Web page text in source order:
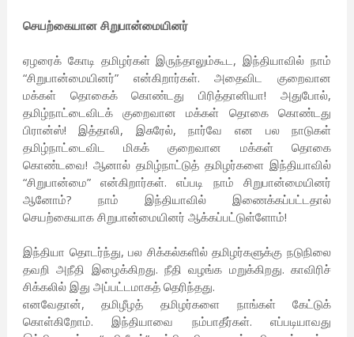
செயற்கையான சிறுபான்மையினர்
ஏழரைக் கோடி தமிழர்கள் இருந்தாலும்கூட, இந்தியாவில் நாம்
“சிறுபான்மையினர்” என்கிறார்கள். அதைவிட குறைவான
மக்கள் தொகைக் கொண்டது பிரித்தானியா! அதுபோல்,
தமிழ்நாட்டைவிடக் குறைவான மக்கள் தொகை கொண்டது
பிரான்ஸ்! இத்தாலி, இசுரேல், நார்வே என பல நாடுகள்
தமிழ்நாட்டைவிட மிகக் குறைவான மக்கள் தொகை
கொண்டவை! ஆனால் தமிழ்நாட்டுத் தமிழர்களை இந்தியாவில்
“சிறுபான்மை” என்கிறார்கள். எப்படி நாம் சிறுபான்மையினர்
ஆனோம்? நாம் இந்தியாவில் இணைக்கப்பட்டதால்
செயற்கையாக சிறுபான்மையினர் ஆக்கப்பட்டுள்ளோம்!
இந்தியா தொடர்ந்து, பல சிக்கல்களில் தமிழர்களுக்கு நடுநிலை
தவறி அநீதி இழைக்கிறது. நீதி வழங்க மறுக்கிறது. காவிரிச்
சிக்கலில் இது அப்பட்டமாகத் தெரிந்தது.
எனவேதான், தமிழீழத் தமிழர்களை நாங்கள் கேட்டுக்
கொள்கிறோம். இந்தியாவை நம்பாதீர்கள். எப்படியாவது